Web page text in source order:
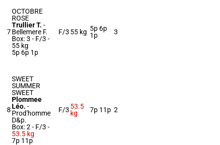
7
OCTOBRE
ROSE
Trullier T. -
Bellemere F.
Box: 3 - F/3 -
55 kg
5p 6p 1p
F/3 55 kg 5p 6p
1p
3
8
SWEET
SUMMER
SWEET
Plommee
Léo. -
Prod'homme
D&p.
Box: 2 - F/3 -
53.5 kg
7p 11p
F/3 53.5
kg
7p 11p 2